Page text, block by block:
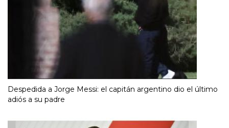
Despedida a Jorge Messi: el capitán argentino dio el último
adiós a su padre